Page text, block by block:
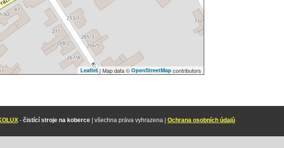
Leaflet| Map data © OpenStreetMap contributors
- čistící stroje na koberce | všechna práva vyhrazena | Ochrana osobních údajů